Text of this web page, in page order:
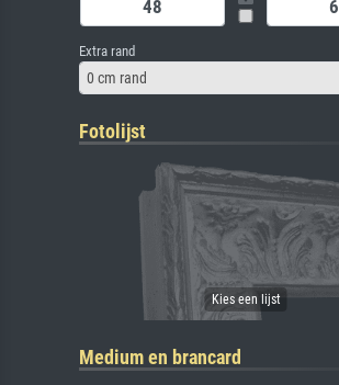
Extra rand
0 cm rand
Fotolijst
Medium en brancard